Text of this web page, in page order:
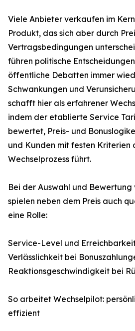
Viele Anbieter verkaufen im
Produkt, das sich aber durch
Vertragsbedingungen
führen politische
öffentliche Debatten immer
Schwankungen und
schafft hier als erfahrener
indem der etablierte Service
bewertet, Preis- und
und Kunden mit festen Kriterien
Wechselprozess führt.
Bei der Auswahl und Bewertung
spielen neben dem Preis auch
eine Rolle:
Service-Level und
Verlässlichkeit bei
Reaktionsgeschwindigkeit bei
So arbeitet Wechselpilot:
effizient